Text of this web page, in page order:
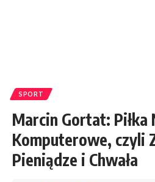
SPORT
Marcin Gortat: Piłka
Komputerowe, czyli
Pieniądze i Chwała